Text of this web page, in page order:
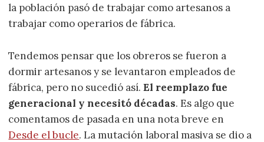
la población pasó de trabajar como artesanos a
trabajar como operarios de fábrica.
Tendemos pensar que los obreros se fueron a
dormir artesanos y se levantaron empleados de
fábrica, pero no sucedió así.El reemplazo fue
generacional y necesitó décadas. Es algo que
comentamos de pasada en una nota breve en
Desde el bucle. La mutación laboral masiva se dio a